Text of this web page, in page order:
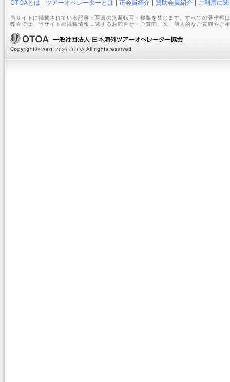
OTOAとは ツアーオペレーターとは 正会員紹介 賛助会員紹介 ご利用に
当サイトに掲載されている記事・写真の無断転写・複製を禁じます。すべての著作権
弊会では、当サイトの掲載情報に関するお問合せ・ご質問、又、個人的なご質問やご